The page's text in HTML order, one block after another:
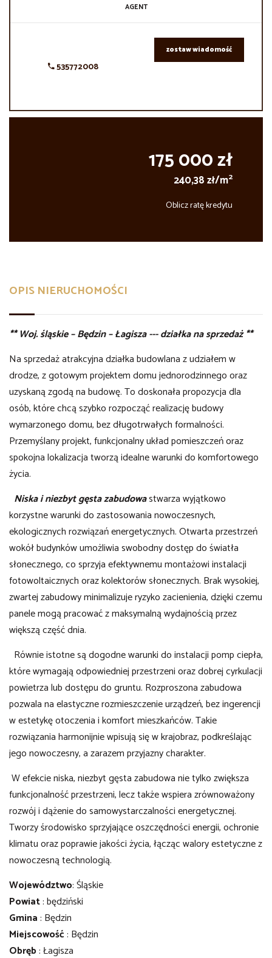
AGENT
535772008
zostaw wiadomość
175 000 zł
240,38 zł/m2
Oblicz ratę kredytu
OPIS NIERUCHOMOŚCI
** Woj. śląskie – Będzin – Łagisza --- działka na sprzedaż **
Na sprzedaż atrakcyjna działka budowlana z udziałem w
drodze, z gotowym projektem domu jednorodzinnego oraz
uzyskaną zgodą na budowę. To doskonała propozycja dla
osób, które chcą szybko rozpocząć realizację budowy
wymarzonego domu, bez długotrwałych formalności.
Przemyślany projekt, funkcjonalny układ pomieszczeń oraz
spokojna lokalizacja tworzą idealne warunki do komfortowego
życia.
Niska i niezbyt gęsta zabudowastwarza wyjątkowo
korzystne warunki do zastosowania nowoczesnych,
ekologicznych rozwiązań energetycznych. Otwarta przestrzeń
wokół budynków umożliwia swobodny dostęp do światła
słonecznego, co sprzyja efektywnemu montażowi instalacji
fotowoltaicznych oraz kolektorów słonecznych. Brak wysokiej,
zwartej zabudowy minimalizuje ryzyko zacienienia, dzięki czemu
panele mogą pracować z maksymalną wydajnością przez
większą część dnia.
Równie istotne są dogodne warunki do instalacji pomp ciepła,
które wymagają odpowiedniej przestrzeni oraz dobrej cyrkulacji
powietrza lub dostępu do gruntu. Rozproszona zabudowa
pozwala na elastyczne rozmieszczenie urządzeń, bez ingerencji
w estetykę otoczenia i komfort mieszkańców. Takie
rozwiązania harmonijnie wpisują się w krajobraz, podkreślając
jego nowoczesny, a zarazem przyjazny charakter.
W efekcie niska, niezbyt gęsta zabudowa nie tylko zwiększa
funkcjonalność przestrzeni, lecz także wspiera zrównoważony
rozwój i dążenie do samowystarczalności energetycznej.
Tworzy środowisko sprzyjające oszczędności energii, ochronie
klimatu oraz poprawie jakości życia, łącząc walory estetyczne z
nowoczesną technologią.
Województwo: Śląskie
Powiat: będziński
Gmina: Będzin
Miejscowość: Będzin
Obręb: Łagisza